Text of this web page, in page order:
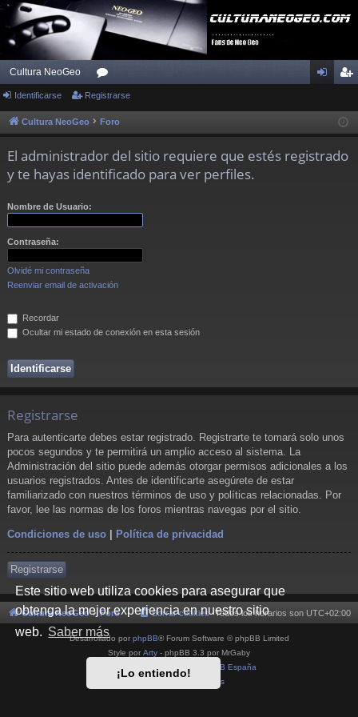
Este sitio web utiliza cookies para asegurar que
obtenga la mejor experiencia en nuestro sitio
web. Saber más
¡Lo entiendo!
Cultura NeoGeo
or
os ist
Identificarse Registrarse
Cultura NeoGeo Foro
El administrador del sitio requiere que estés registrado
y te hayas identificado para ver perfiles.
Nombre de Usuario:
Contraseña:
Olvidé mi contraseña
Reenviar email de activación
Recordar
Ocultar mi estado de conexión en esta sesión
Registrarse
Para autenticarte debes estar registrado. Registrarte te tomará solo unos
pocos segundos y te permitirá un amplio acceso al sistema. La
Administración del sitio puede además otorgar permisos adicionales a los
usuarios registrados. Antes de identificarte asegúrete de estar
familiarizado con nuestros términos de uso y políticas relacionadas. Por
favor, lee las normas de los foros mientras navegas por el sitio.
Condiciones de uso Política de privacidad
Registrarse
Cultura NeoGeo Foro Todos los horarios son UTC+02:00
Borrar cookies
Desarrollado por phpBB® Forum Software © phpBB Limited
Style por Arty - phpBB 3.3 por MrGaby
phpBB España
Condiciones